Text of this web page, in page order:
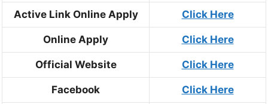
Active Link Online Apply Click Here
Online Apply Click Here
Official Website Click Here
Facebook Click Here